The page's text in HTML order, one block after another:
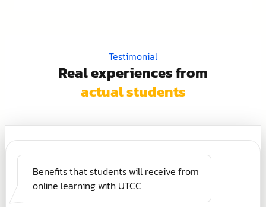
8. First Semester, Academic Year 2025
9. Select the cart on the program page
11. Print application form
12. Submit application form to staff
13. Pay deposit of 5,000 baht (contact staff)
14. Provide Line ID for staff to add to group
15. Submit application documents, contact staff
for details
– ออกแบบแผนการตลาดเพื่อสร้างโอกาสทางธุรกิจ
(Business Opportunities)
– เข้าใจการสร้างและบริหารแบรนด์เชิงกลยุทธ์ การ
Media Agency
– เข้าใจและออกแบบ Content Marketing บน Online
Platform ผ่าน Creative Format ได้อย่างมืออาชีพ
– เข้าใจและวิเคราะห์การทำงานของ SEO และ SEM และ
กำหนด Key Message ได้อย่างเหมาะสม
นักการตลาดดิจิทัล / นักสื่อสารเนื้อหาทางการตลาด /
นักประชาสัมพันธ์ / นักโฆษณา
งานบริหารความเสี่ยงด้านตลาด (Market Risk
Management Department)
Testimonial
Real experiences from
actual students
Benefits that students will receive from
online learning with UTCC